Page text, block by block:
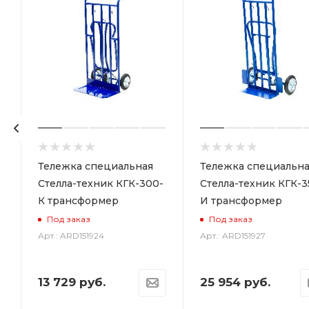
Тележка специальная
Стелла-техник КГК-300-
К трансформер
Под заказ
Арт.: ARD151924
13 729руб.
Тележка
Стелла-техник КГК-
И трансформер
Под заказ
Арт.: ARD151927
25 954руб.